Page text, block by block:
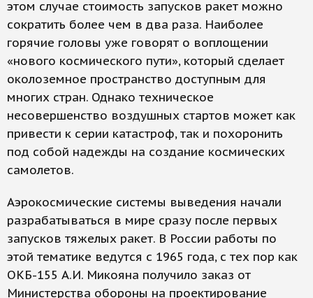
этом случае стоимость запусков ракет можно
сократить более чем в два раза. Наиболее
горячие головы уже говорят о воплощении
«нового космического пути», который сделает
околоземное пространство доступным для
многих стран. Однако техническое
несовершенст­во воздушных стартов может как
привести к серии катастроф, так и похоронить
под собой надежды на создание космических
самолетов.
Аэрокосмические системы выведения начали
разрабатываться в мире сразу после первых
запусков тяжелых ракет. В России работы по
этой тематике ведутся с 1965 года, с тех пор как
ОКБ-155 А.И. Микояна получило заказ от
Министерства обороны на проектирование